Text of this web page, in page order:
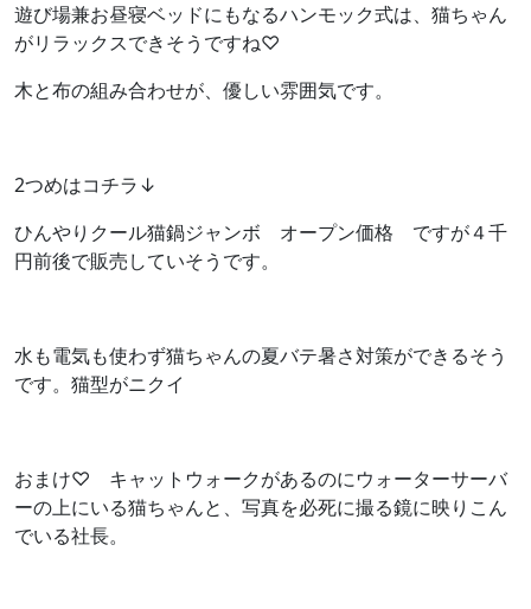
遊び場兼お昼寝ベッドにもなるハンモック式は、猫ちゃん
がリラックスできそうですね♡
木と布の組み合わせが、優しい雰囲気です。
2つめはコチラ↓
ひんやりクール猫鍋ジャンボ オープン価格 ですが４千
円前後で販売していそうです。
水も電気も使わず猫ちゃんの夏バテ暑さ対策ができるそう
です。猫型がニクイ
おまけ♡ キャットウォークがあるのにウォーターサーバ
ーの上にいる猫ちゃんと、写真を必死に撮る鏡に映りこん
でいる社長。